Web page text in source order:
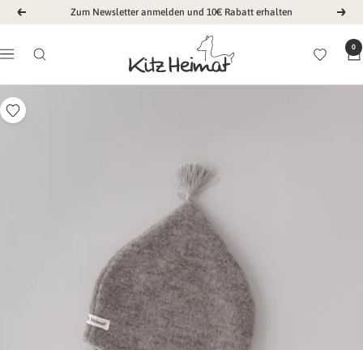
Direkt
zum
Inhalt
Zurück Zum Newsletter anmelden und 10€ Rabatt erhalten
Navigation
Heimat
0